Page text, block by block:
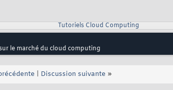
Tutoriels Cloud Computing
le marché du cloud computing
Discussion suivante »